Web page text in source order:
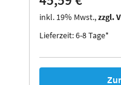
Kunststoff
inkl. 19% Mwst.,zzgl.
Lieferzeit: 6-8 Tage*